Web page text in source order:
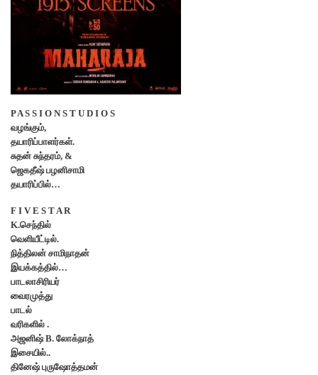
P A S S I O N S T U D I O S
வழங்கும்,
தயாரிப்பாளர்கள்.
சுதன் சுந்தரம், &
ஜெகதீஷ் பழனிசாமி
தயாரிப்பில்…
F I V E S T A R
K.செந்தில்
வெளியீட்டில்.
நித்திலன் சாமிநாதன்
இயக்கத்தில்…
பாடலாசிரியர்
வைரமுத்து
பாடல்
வரிகளில் .
அஜனிஷ் B. லோக்நாத்
இசையில்..
தினேஷ் புருஷோத்தமன்